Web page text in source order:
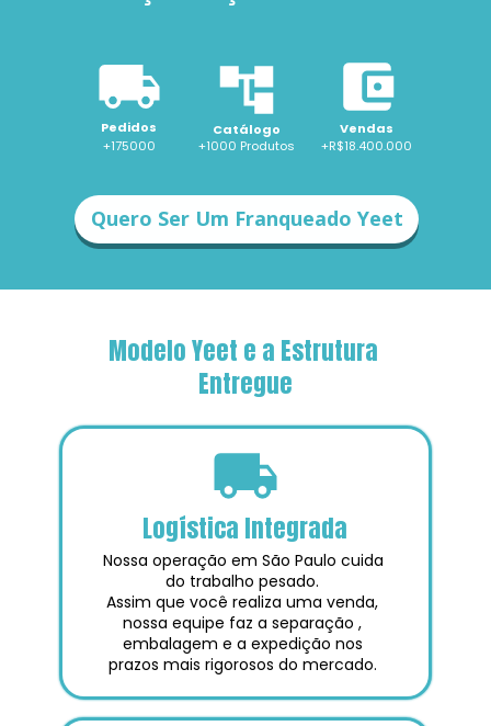
Pedidos Catálogo
Vendas
+175000
+R$18.400.000
+1000 Produtos
Quero Ser Um Franqueado Yeet
Modelo Yeet e a Estrutura
Entregue
Logística Integrada
Nossa operação em São Paulo cuida
do trabalho pesado.
Assim que você realiza uma venda,
nossa equipe faz a separação ,
embalagem e a expedição nos
prazos mais rigorosos do mercado.